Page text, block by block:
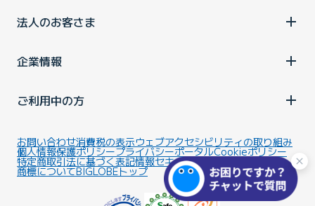
法人のお客さま
企業情報
ご利用中の方
お問い合わせ消費税の表示ウェブアクセシビリティの取り組み
個人情報保護ポリシープライバシーポータルCookieポリシー
特定商取引法に基づく表記情報セキュリティ基本方針
商標についてBIGLOBEトップ